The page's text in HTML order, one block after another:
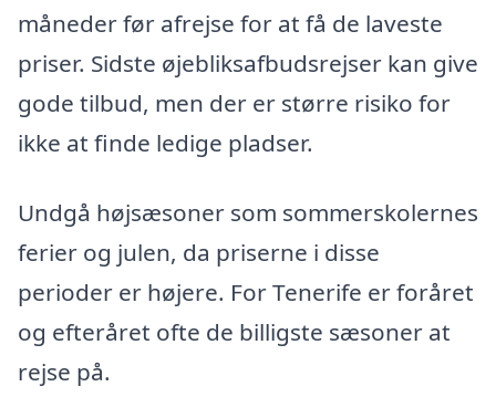
måneder før afrejse for at få de laveste
priser. Sidste øjebliksafbudsrejser kan give
gode tilbud, men der er større risiko for
ikke at finde ledige pladser.
Undgå højsæsoner som sommerskolernes
ferier og julen, da priserne i disse
perioder er højere. For Tenerife er foråret
og efteråret ofte de billigste sæsoner at
rejse på.